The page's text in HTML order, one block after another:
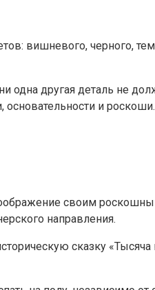
вишневого, черного,
одна другая деталь не
основательности и
своим
направления.
сказку